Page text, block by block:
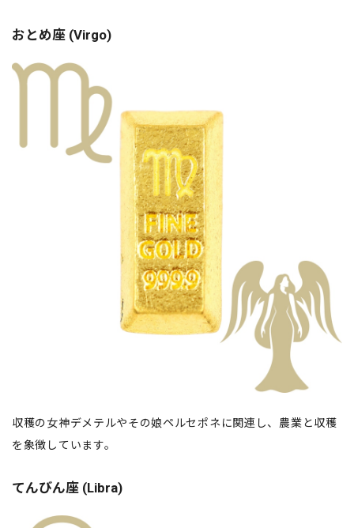
おとめ座 (Virgo)
収穫の女神デメテルやその娘ペルセポネに関連し、農業と収穫
を象徴しています。
てんびん座 (Libra)